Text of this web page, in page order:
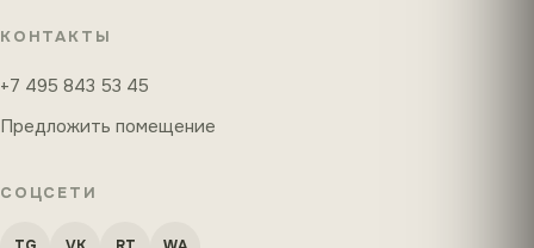
КОНТАКТЫ
+7 495 843 53 45
Предложить помещение
СОЦСЕТИ